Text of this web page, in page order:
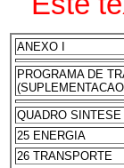
ANEXO I
PROGRAMA DE
QUADRO
25 ENERGIA
26 TRANSPORTE